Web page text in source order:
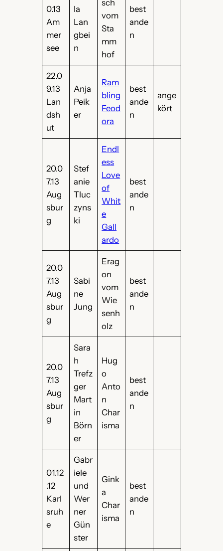
0.13
Am
mer
see
la
Lan
gbei
n
sch
vom
Sta
mm
hof
best
ande
n
22.0
9.13
Lan
dsh
ut
Anja
Peik
er
Ram
bling
Feod
ora
best
ande
n
ange
kört
20.0
7.13
Aug
sbur
g
Stef
anie
Tluc
zyns
ki
Endl
ess
Love
of
Whit
e
Gall
ardo
best
ande
n
20.0
7.13
Aug
sbur
g
Sabi
ne
Jung
Erag
on
vom
Wie
senh
olz
best
ande
n
20.0
7.13
Aug
sbur
g
Sara
h
Trefz
ger
Mart
in
Börn
er
Hug
o
Anto
n
Char
isma
best
ande
n
01.12
.12
Karl
sruh
e
Gabr
iele
und
Wer
ner
Gün
ster
Gink
a
Char
isma
best
ande
n